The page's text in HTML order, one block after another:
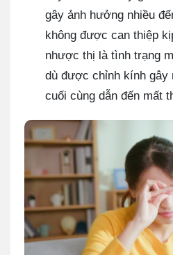
gây ảnh hưởng nhiều
không được can thiệp
nhược thị là tình trạng
dù được chỉnh kính gây
cuối cùng dẫn đến mất